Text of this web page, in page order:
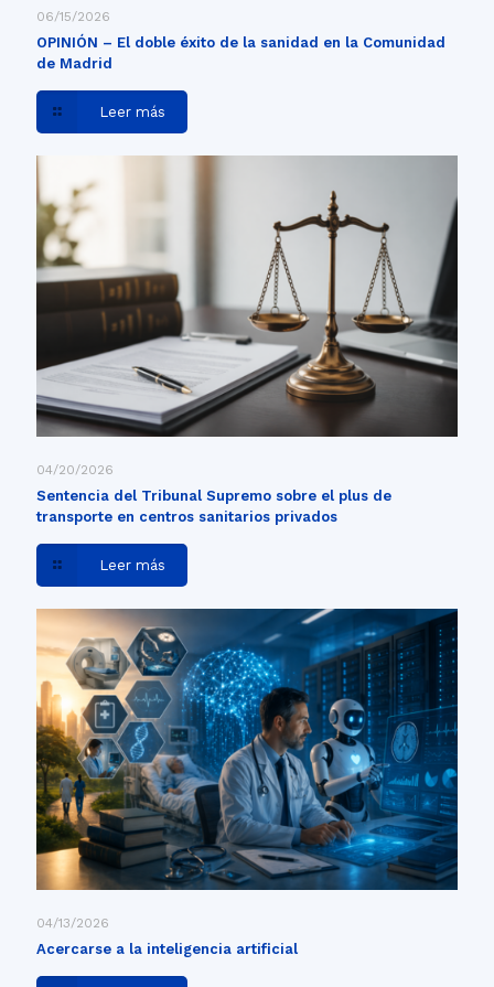
06/15/2026
OPINIÓN – El doble éxito de la sanidad en la Comunidad
de Madrid
Leer más
04/20/2026
Sentencia del Tribunal Supremo sobre el plus de
transporte en centros sanitarios privados
Leer más
04/13/2026
Acercarse a la inteligencia artificial